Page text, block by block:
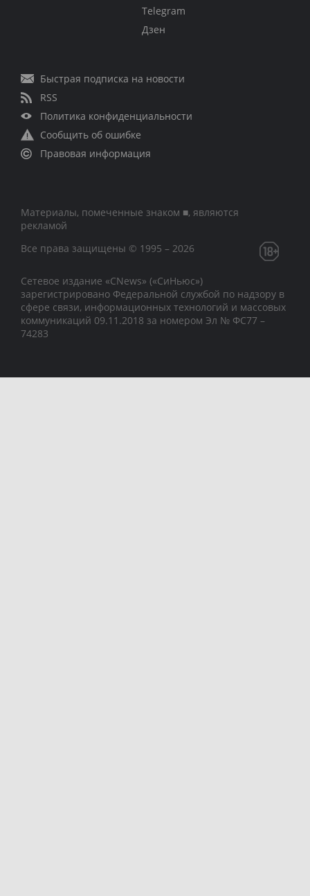
Telegram
Дзен
Быстрая подписка на новости
RSS
Политика конфиденциальности
Сообщить об ошибке
Правовая информация
Материалы, помеченные знаком ■, являются
рекламой
Все права защищены © 1995 – 2026
Сетевое издание «CNews» («СиНьюс»)
зарегистрировано Федеральной службой по надзору в
сфере связи, информационных технологий и массовых
коммуникаций 09.11.2018 за номером Эл № ФС77 –
74283